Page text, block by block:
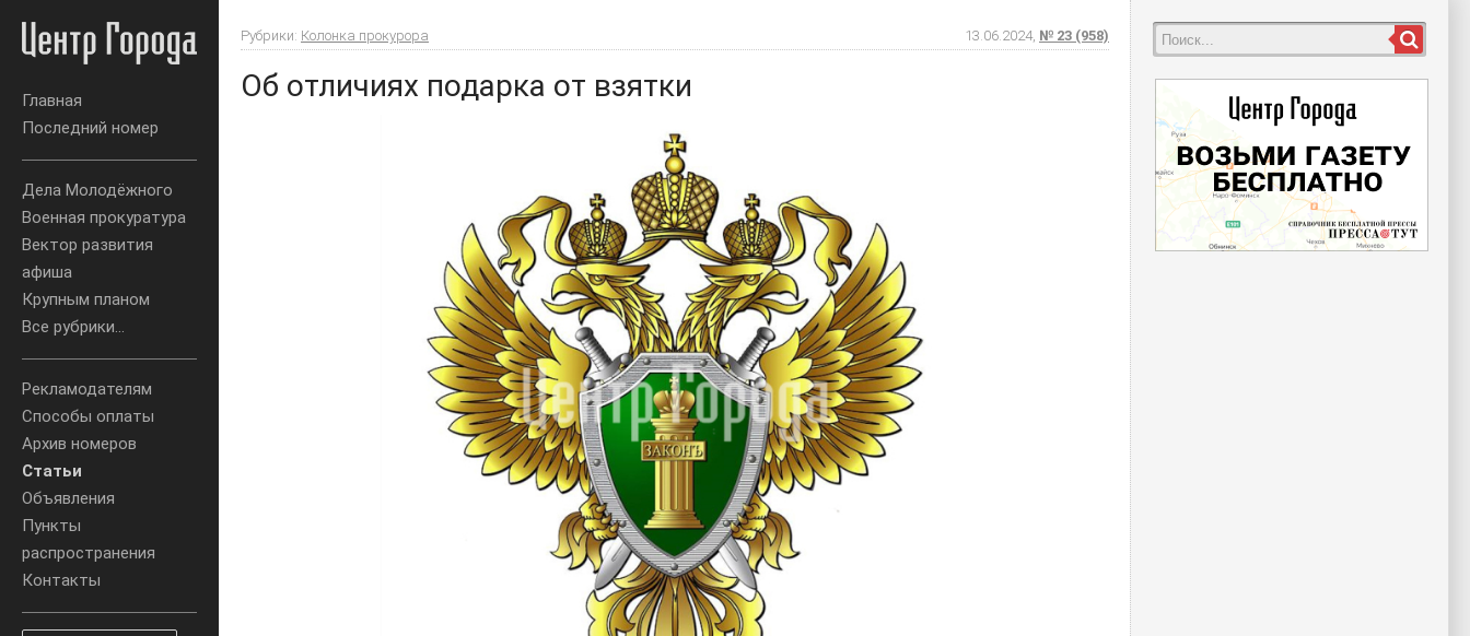
Главная
Последний номер
Дела Молодёжного
Военная прокуратура
Вектор развития
афиша
Крупным планом
Все рубрики...
Рекламодателям
Способы оплаты
Архив номеров
Статьи
Объявления
Пункты
распространения
Контакты
13.06.2024, № 23 (958)
Рубрики: Колонка прокурора
Об отличиях подарка от взятки